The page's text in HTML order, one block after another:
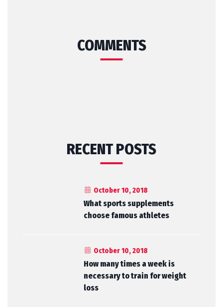
COMMENTS
RECENT POSTS
October 10, 2018
What sports supplements
choose famous athletes
October 10, 2018
How many times a week is
necessary to train for weight
loss